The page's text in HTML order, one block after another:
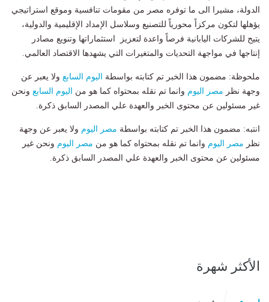
الدولة، مشيرا الى ما توفره مصر من مقومات تنافسية وموقع استراتيجي
يؤهلها لتكون مركزاً محورياً للتصنيع وسلاسل الإمداد الإقليمية والدولية،
يتيح للشركات اليابانية فرصاً واعدة لتعزيز استثماراتها وتنويع مصادر
إنتاجها في مواجهة التحديات والمتغيرات التي يشهدها الاقتصاد العالمي.
ملحوظة: مضمون هذا الخبر تم كتابته بواسطة اليوم السابع ولا يعبر عن
وجهة نظر مصر اليوم وانما تم نقله بمحتواه كما هو من اليوم السابع ونحن
غير مسئولين عن محتوى الخبر والعهدة علي المصدر السابق ذكرة.
انتبه: مضمون هذا الخبر تم كتابته بواسطة مصر اليوم ولا يعبر عن وجهة
نظر مصر اليوم وانما تم نقله بمحتواه كما هو من مصر اليوم ونحن غير
مسئولين عن محتوى الخبر والعهدة علي المصدر السابق ذكرة.
الأكثر شهرة